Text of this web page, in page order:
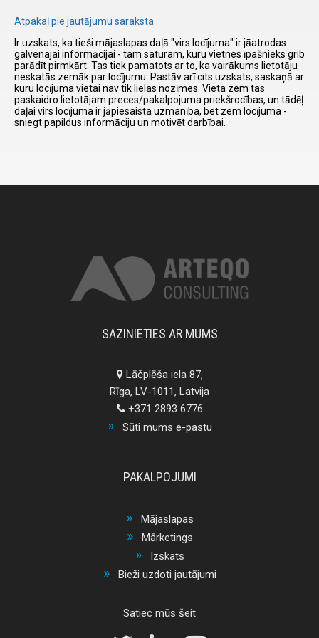
I have
read and
accept the
terms and
conditions
Atpakaļ pie jautājumu saraksta
Ir uzskats, ka tieši mājaslapas daļā "virs locījuma" ir jāatrodas
galvenajai informācijai - tam saturam, kuru vietnes īpašnieks grib
parādīt pirmkārt. Tas tiek pamatots ar to, ka vairākums lietotāju
neskatās zemāk par locījumu. Pastāv arī cits uzskats, saskaņā ar
kuru locījuma vietai nav tik lielas nozīmes. Vieta zem tas
paskaidro lietotājam preces/pakalpojuma priekšrocības, un tādēļ
daļai virs locījuma ir jāpiesaista uzmanība, bet zem locījuma -
sniegt papildus informāciju un motivēt darbībai.
SAZINIETIES AR MUMS
Lāčplēša iela 87,
Rīga, LV-1011, Latvija
+371 2893 6776
Sūti mums e-pastu
PAKALPOJUMI
Mājaslapas
Mārketings
Izskats
Bieži uzdoti jautājumi
Satiec mūs šeit